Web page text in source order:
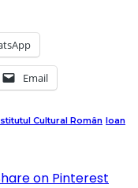
Email
Cultural Român Ioan
on Pinterest